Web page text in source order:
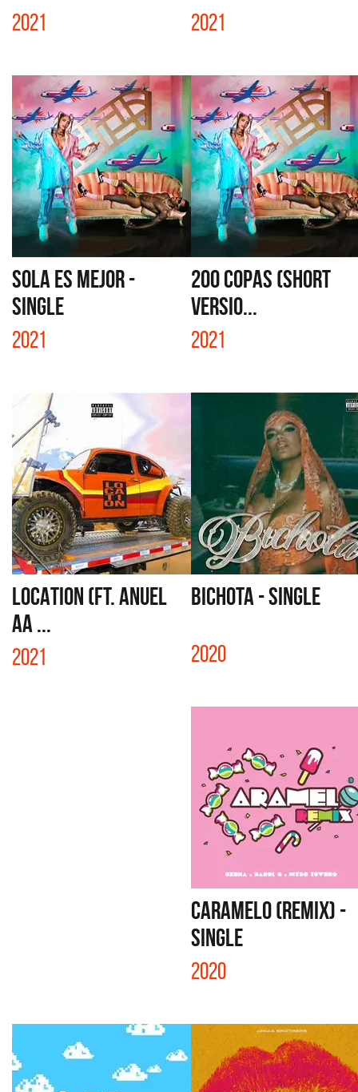
2021 2021
SOLA ES MEJOR -
SINGLE
2021
200 COPAS (SHORT
VERSIO...
2021
LOCATION (FT. ANUEL
AA ...
2021
BICHOTA - SINGLE
2020
CARAMELO (REMIX) -
SINGLE
2020